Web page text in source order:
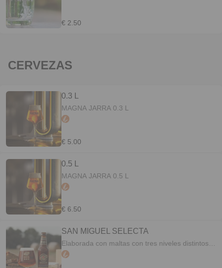
€ 2.50
CERVEZAS
0.3 L
MAGNA JARRA 0.3 L
€ 5.00
0.5 L
MAGNA JARRA 0.5 L
€ 6.50
SAN MIGUEL SELECTA
Elaborada con maltas con tres niveles distintos
de tostado, que le aportan los toques y aroma